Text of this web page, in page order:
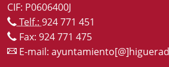
CIF: P0606400J
Telf.: 924 771 451
Fax: 924 771 475
E-mail: